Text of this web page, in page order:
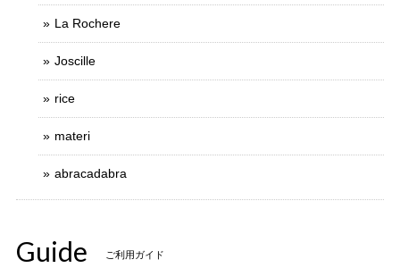
La Rochere
Joscille
rice
materi
abracadabra
Guide ご利用ガイド